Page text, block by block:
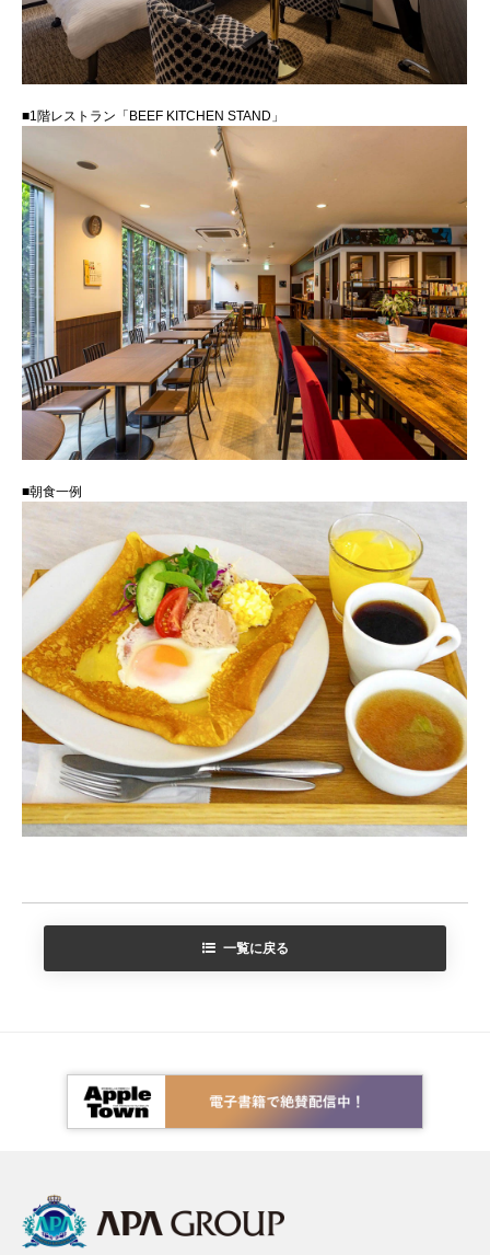
■1階レストラン「BEEF KITCHEN STAND」
■朝食一例
一覧に戻る